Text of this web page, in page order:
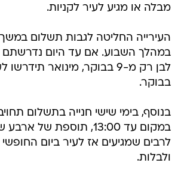
מבלה או מגיע לעיר לקניות.
העירייה החליטה לגבות תשלום
במהלך השבוע. אם עד היום
בבוקר.
במקום עד 13:00, תוספת של
לרבים שמגיעים אז לעיר ביום
ולבלות.